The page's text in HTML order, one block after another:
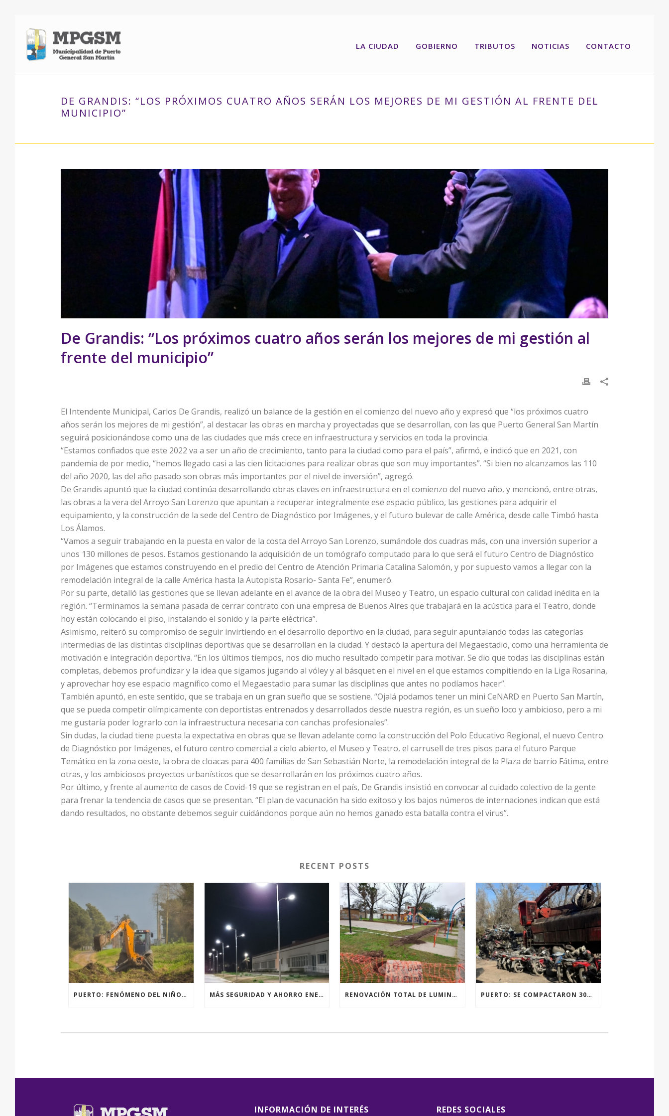
LA CIUDAD GOBIERNO TRIBUTOS NOTICIAS CONTACTO
DE GRANDIS: “LOS PRÓXIMOS CUATRO AÑOS SERÁN LOS MEJORES DE MI GESTIÓN AL FRENTE DEL
MUNICIPIO”
De Grandis: “Los próximos cuatro años serán los mejores de mi gestión al
frente del municipio”
El Intendente Municipal, Carlos De Grandis, realizó un balance de la gestión en el comienzo del nuevo año y expresó que “los próximos cuatro
años serán los mejores de mi gestión”, al destacar las obras en marcha y proyectadas que se desarrollan, con las que Puerto General San Martín
seguirá posicionándose como una de las ciudades que más crece en infraestructura y servicios en toda la provincia.
“Estamos confiados que este 2022 va a ser un año de crecimiento, tanto para la ciudad como para el país”, afirmó, e indicó que en 2021, con
pandemia de por medio, “hemos llegado casi a las cien licitaciones para realizar obras que son muy importantes”. “Si bien no alcanzamos las 110
del año 2020, las del año pasado son obras más importantes por el nivel de inversión”, agregó.
De Grandis apuntó que la ciudad continúa desarrollando obras claves en infraestructura en el comienzo del nuevo año, y mencionó, entre otras,
las obras a la vera del Arroyo San Lorenzo que apuntan a recuperar integralmente ese espacio público, las gestiones para adquirir el
equipamiento, y la construcción de la sede del Centro de Diagnóstico por Imágenes, y el futuro bulevar de calle América, desde calle Timbó hasta
Los Álamos.
“Vamos a seguir trabajando en la puesta en valor de la costa del Arroyo San Lorenzo, sumándole dos cuadras más, con una inversión superior a
unos 130 millones de pesos. Estamos gestionando la adquisición de un tomógrafo computado para lo que será el futuro Centro de Diagnóstico
por Imágenes que estamos construyendo en el predio del Centro de Atención Primaria Catalina Salomón, y por supuesto vamos a llegar con la
remodelación integral de la calle América hasta la Autopista Rosario- Santa Fe”, enumeró.
Por su parte, detalló las gestiones que se llevan adelante en el avance de la obra del Museo y Teatro, un espacio cultural con calidad inédita en la
región. “Terminamos la semana pasada de cerrar contrato con una empresa de Buenos Aires que trabajará en la acústica para el Teatro, donde
hoy están colocando el piso, instalando el sonido y la parte eléctrica”.
Asimismo, reiteró su compromiso de seguir invirtiendo en el desarrollo deportivo en la ciudad, para seguir apuntalando todas las categorías
intermedias de las distintas disciplinas deportivas que se desarrollan en la ciudad. Y destacó la apertura del Megaestadio, como una herramienta de
motivación e integración deportiva. “En los últimos tiempos, nos dio mucho resultado competir para motivar. Se dio que todas las disciplinas están
completas, debemos profundizar y la idea que sigamos jugando al vóley y al básquet en el nivel en el que estamos compitiendo en la Liga Rosarina,
y aprovechar hoy ese espacio magnífico como el Megaestadio para sumar las disciplinas que antes no podíamos hacer”.
También apuntó, en este sentido, que se trabaja en un gran sueño que se sostiene. “Ojalá podamos tener un mini CeNARD en Puerto San Martín,
que se pueda competir olímpicamente con deportistas entrenados y desarrollados desde nuestra región, es un sueño loco y ambicioso, pero a mi
me gustaría poder lograrlo con la infraestructura necesaria con canchas profesionales”.
Sin dudas, la ciudad tiene puesta la expectativa en obras que se llevan adelante como la construcción del Polo Educativo Regional, el nuevo Centro
de Diagnóstico por Imágenes, el futuro centro comercial a cielo abierto, el Museo y Teatro, el carrusell de tres pisos para el futuro Parque
Temático en la zona oeste, la obra de cloacas para 400 familias de San Sebastián Norte, la remodelación integral de la Plaza de barrio Fátima, entre
otras, y los ambiciosos proyectos urbanísticos que se desarrollarán en los próximos cuatro años.
Por último, y frente al aumento de casos de Covid-19 que se registran en el país, De Grandis insistió en convocar al cuidado colectivo de la gente
para frenar la tendencia de casos que se presentan. “El plan de vacunación ha sido exitoso y los bajos números de internaciones indican que está
dando resultados, no obstante debemos seguir cuidándonos porque aún no hemos ganado esta batalla contra el virus”.
RECENT POSTS
PUERTO: FENÓMENO DEL NIÑO, ACCIONES PREVENTIVAS Y OBRAS. MÁS SEGURIDAD Y AHORRO ENERGÉTICO RENOVACIÓN TOTAL DE LUMINARIAS EN LA PLAZA JOSÉ PEDRONI DE SAN SEBASTIÁN. PUERTO: SE COMPACTARON 300 MOTOVEHÍCULOS
INFORMACIÓN DE INTERÉS REDES SOCIALES